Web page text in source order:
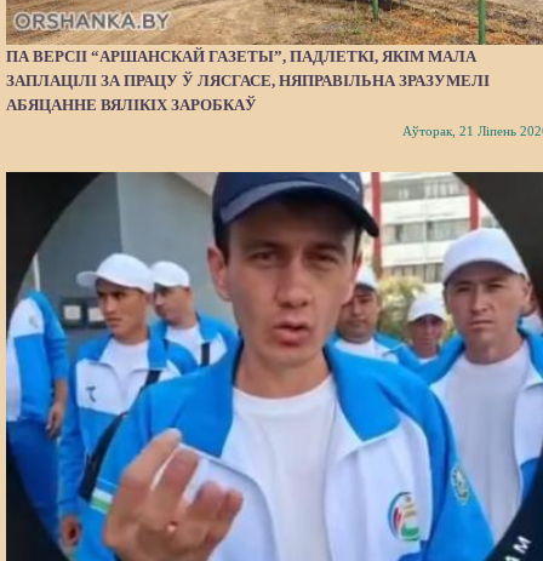
ПА ВЕРСІІ “АРШАНСКАЙ ГАЗЕТЫ”, ПАДЛЕТКІ, ЯКІМ МАЛА
ЗАПЛАЦІЛІ ЗА ПРАЦУ Ў ЛЯСГАСЕ, НЯПРАВІЛЬНА ЗРАЗУМЕЛІ
АБЯЦАННЕ ВЯЛІКІХ ЗАРОБКАЎ
Аўторак, 21 Ліпень